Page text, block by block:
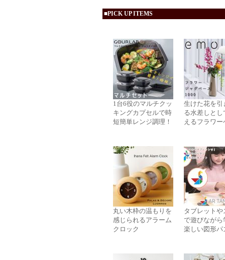
■PICK UP ITEMS
1台6役のマルチクッ
キングカプセルで時
短簡単レンジ調理！
生けた花を引
る水差しとし
えるフラワー
丸い木枠の温もりを
感じられるアラーム
クロック
タブレットや
で遊びながら
楽しい図形パ